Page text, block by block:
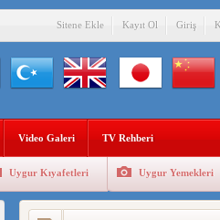
Sitene Ekle Kayıt Ol Giriş
Video Galeri TV Rehberi
Uygur Kıyafetleri Uygur Yemekleri
ANAHTAR PARTİ
BAŞKANI
UYGUR
HAKİKATTIR!